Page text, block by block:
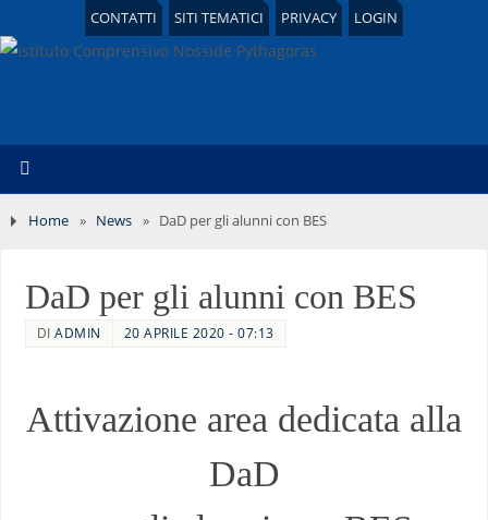
CONTATTI SITI TEMATICI PRIVACY LOGIN
Home » News » DaD per gli alunni con BES
DaD per gli alunni con BES
DIADMIN 20 APRILE 2020 - 07:13
Attivazione area dedicata alla
DaD